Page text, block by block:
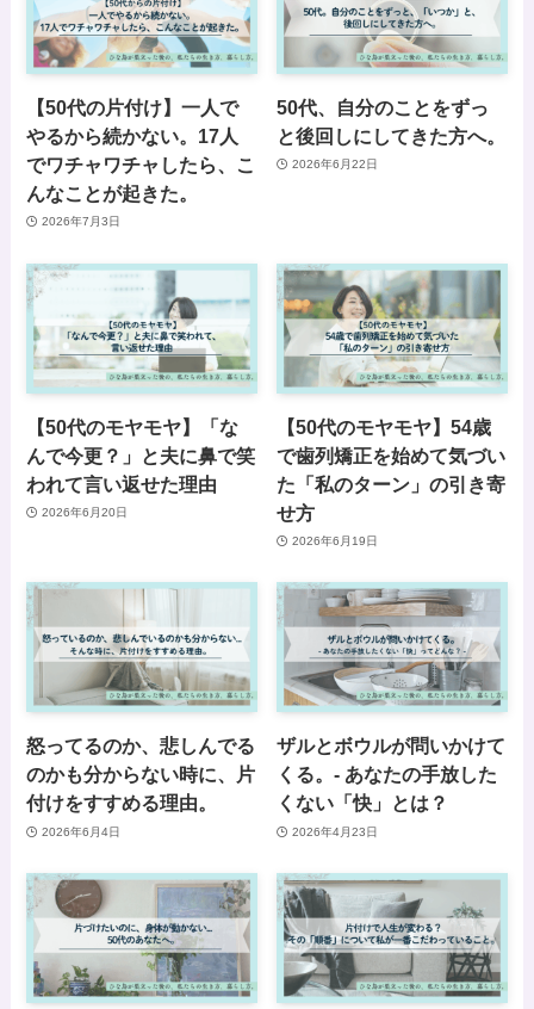
【50代の片付け】一人で
やるから続かない。17人
でワチャワチャしたら、こ
んなことが起きた。
2026年7月3日
50代、自分のことをずっ
と後回しにしてきた方へ。
2026年6月22日
【50代のモヤモヤ】「な
んで今更？」と夫に鼻で笑
われて言い返せた理由
2026年6月20日
【50代のモヤモヤ】54歳
で歯列矯正を始めて気づい
た「私のターン」の引き寄
せ方
2026年6月19日
怒ってるのか、悲しんでる
のかも分からない時に、片
付けをすすめる理由。
2026年6月4日
ザルとボウルが問いかけて
くる。- あなたの手放した
くない「快」とは？
2026年4月23日